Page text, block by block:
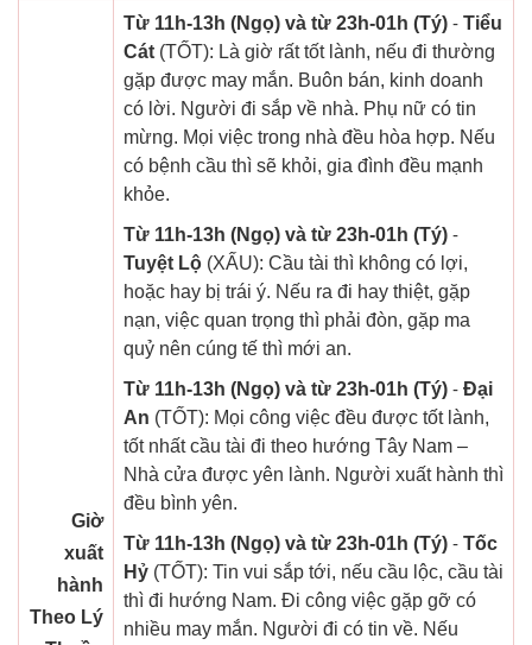
Giờ
xuất
hành
Theo Lý
Từ 11h-13h (Ngọ) và từ 23h-01h (Tý) - Tiểu
Cát (TỐT): Là giờ rất tốt lành, nếu đi thường
gặp được may mắn. Buôn bán, kinh doanh
có lời. Người đi sắp về nhà. Phụ nữ có tin
mừng. Mọi việc trong nhà đều hòa hợp. Nếu
có bệnh cầu thì sẽ khỏi, gia đình đều mạnh
khỏe.
Từ 11h-13h (Ngọ) và từ 23h-01h (Tý) -
Tuyệt Lộ (XẤU): Cầu tài thì không có lợi,
hoặc hay bị trái ý. Nếu ra đi hay thiệt, gặp
nạn, việc quan trọng thì phải đòn, gặp ma
quỷ nên cúng tế thì mới an.
Từ 11h-13h (Ngọ) và từ 23h-01h (Tý) - Đại
An (TỐT): Mọi công việc đều được tốt lành,
tốt nhất cầu tài đi theo hướng Tây Nam –
Nhà cửa được yên lành. Người xuất hành thì
đều bình yên.
Từ 11h-13h (Ngọ) và từ 23h-01h (Tý) - Tốc
Hỷ (TỐT): Tin vui sắp tới, nếu cầu lộc, cầu tài
thì đi hướng Nam. Đi công việc gặp gỡ có
nhiều may mắn. Người đi có tin về. Nếu